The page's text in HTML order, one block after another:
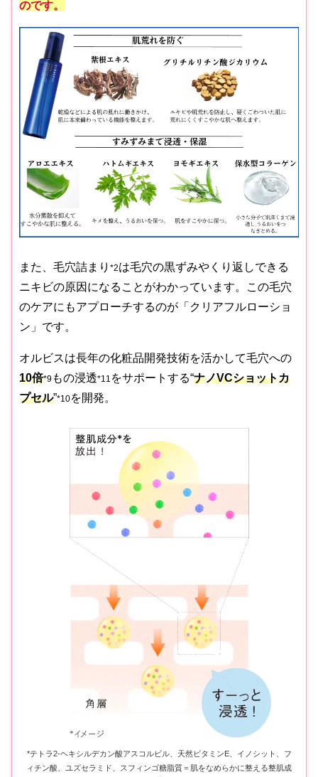
のです。
また、毛穴詰まり *2は毛穴の黒ずみやくり返しできる
ニキビの原因になることがわかっています。この毛穴
のケアにもアプローチするのが「クリアフルローショ
ン」です。
オルビスは長年の化粧品開発技術を活かして毛穴への
10倍*9 もの浸透*11 をサポートする“ナノVCショットカ
プセル”*10を開発。
*テトラ2-ヘキシルデカン酸アスコルビル、天然ビタミンE、イノシット、フ
ィチン酸、ユズセラミド、スフィンゴ糖脂質＝肌をなめらかに整える整肌成